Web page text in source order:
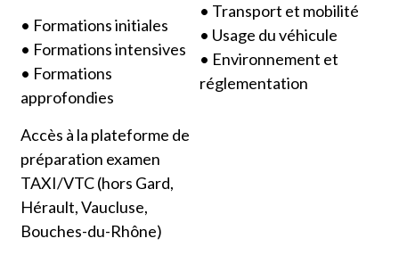
• Formations initiales
• Formations intensives
• Formations
approfondies
Accès à la plateforme de
préparation examen
TAXI/VTC (hors Gard,
Hérault, Vaucluse,
Bouches-du-Rhône)
• Transport et mobilité
• Usage du véhicule
• Environnement et
réglementation